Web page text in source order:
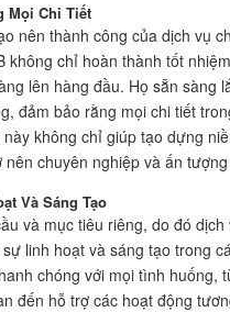
Mọi Chi Tiết
nên thành công của dịch vụ
không chỉ hoàn thành tốt
lên hàng đầu. Họ sẵn sàng
đảm bảo rằng mọi chi tiết
không chỉ giúp tạo dựng
chuyên nghiệp và ấn
Và Sáng Tạo
và mục tiêu riêng, do đó dịch
linh hoạt và sáng tạo trong
chóng với mọi tình huống,
đến hỗ trợ các hoạt động